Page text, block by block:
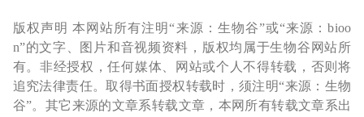
版权声明 本网站所有注明“来源：生物谷”或“来源：bioo
n”的文字、图片和音视频资料，版权均属于生物谷网站所
有。非经授权，任何媒体、网站或个人不得转载，否则将
追究法律责任。取得书面授权转载时，须注明“来源：生物
谷”。其它来源的文章系转载文章，本网所有转载文章系出